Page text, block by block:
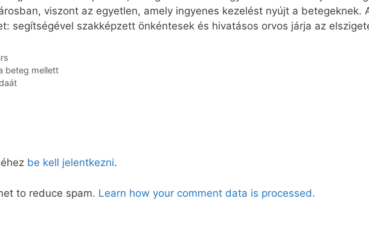
viszont az egyetlen, amely ingyenes kezelést nyújt a betegeknek.
segítségével szakképzett önkéntesek és hivatásos orvos járja az
beteg mellett
be kell jelentkezni.
to reduce spam. Learn how your comment data is processed.